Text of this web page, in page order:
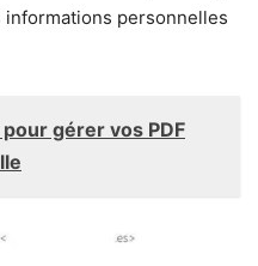
personnelles
pour gérer vos PDF